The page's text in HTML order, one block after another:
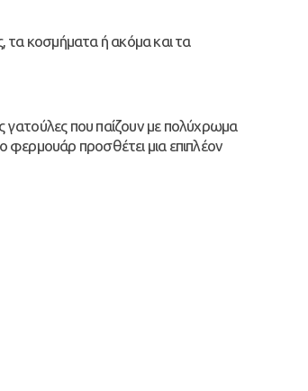
τα κοσμήματα ή ακόμα και τα
γατούλες που παίζουν με πολύχρωμα
προσθέτει μια επιπλέον